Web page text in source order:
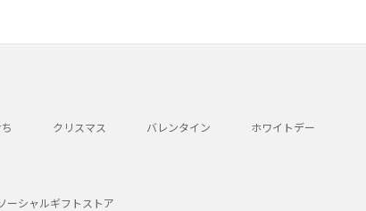
クリスマス バレンタイン ホワイトデー
ーシャルギフトストア